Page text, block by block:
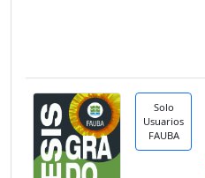
Solo
Usuarios
FAUBA